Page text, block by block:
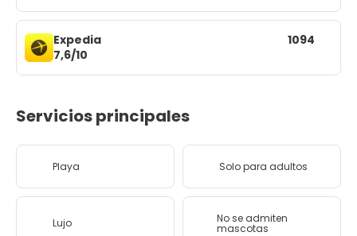
Expedia
7,6/10
1094
Servicios principales
Playa Solo para adultos
Lujo No se admiten
mascotas